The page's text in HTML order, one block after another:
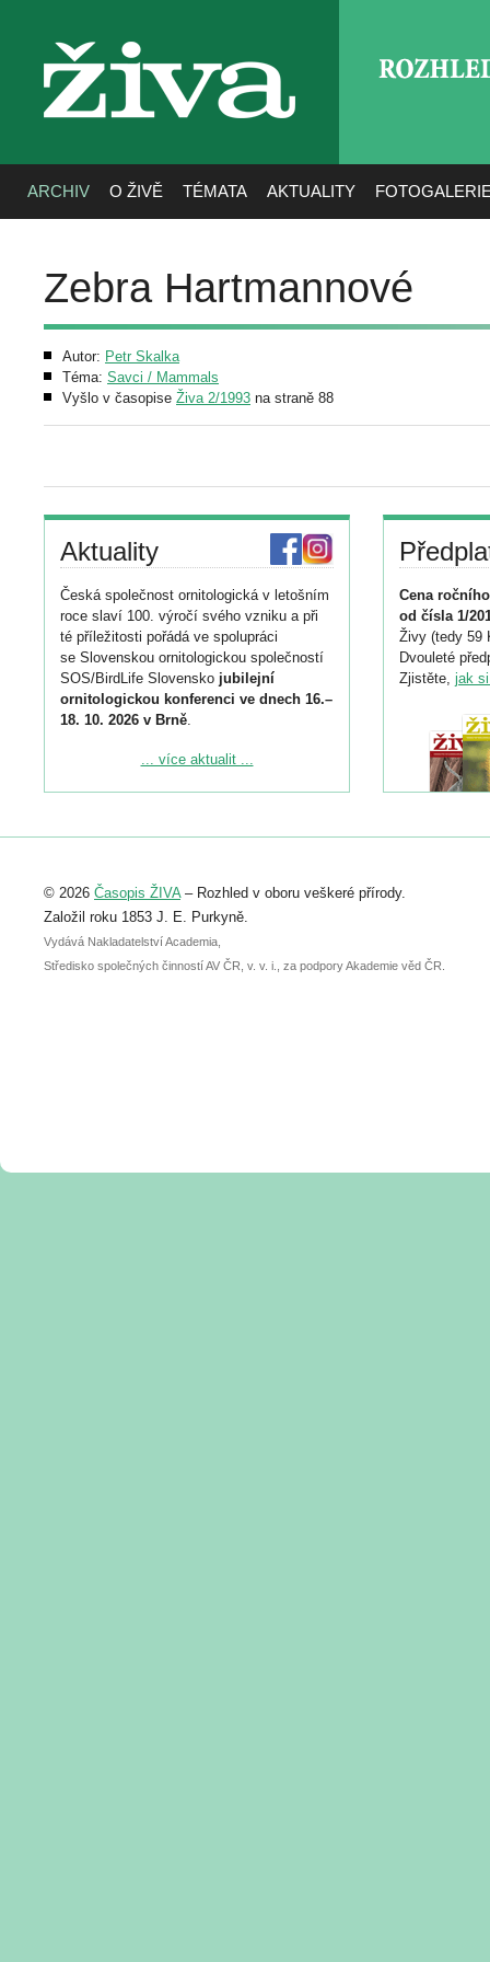
živa
ARCHIV O ŽIVĚ TÉMATA AKTUALITY
Zebra Hartmannové
Autor: Petr Skalka
Téma: Savci / Mammals
Vyšlo v časopise Živa 2/1993 na straně 88
Aktuality
Česká společnost ornitologická v letošním
roce slaví 100. výročí svého vzniku a při
té příležitosti pořádá ve spolupráci
se Slovenskou ornitologickou společností
SOS/BirdLife Slovensko jubilejní
ornitologickou konferenci ve dnech 16.–
18. 10. 2026 v Brně.
Podrobnější informace ke konferenci
Registrovat se můžete do 6. září.
abstraktu přihlášené přednášky nebo
posteru je už 30. června.
... více aktualit ...
Cena
od čísla 1/
Živy (tedy 59
Dvouleté
Zjistěte, jak
© 2026 Časopis ŽIVA– Rozhled v oboru veškeré přírody.
Založil roku 1853 J. E. Purkyně.
Vydává Nakladatelství Academia,
Středisko společných činností AV ČR, v. v. i., za podpory Akademie věd ČR.